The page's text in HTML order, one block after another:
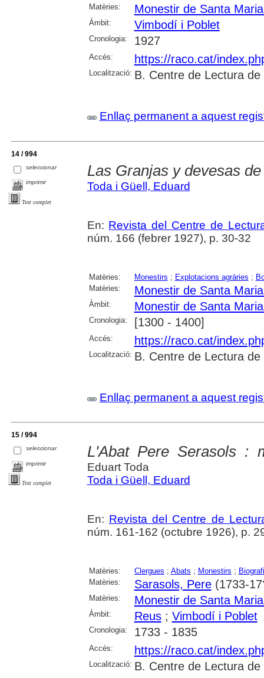
Matèries:
Monestir de Santa
Àmbit: Vimbodí i Poblet
Cronologia: 1927
Accés: https://raco.cat/
Localització: B. Centre de Lectura de
Enllaç permanent a aquest
14 / 994
seleccionar
imprimir
Text complet
Las Granjas y devesas
Toda i Güell, Eduard
En: Revista del Centre de
núm. 166 (febrer 1927), p. 30-32
Matèries: Monestirs ; Explotacions agràries ;
Matèries:
Monestir de Santa
Àmbit: Monestir de Santa
Cronologia: [1300 - 1400]
Accés: https://raco.cat/
Localització: B. Centre de Lectura de
Enllaç permanent a aquest
15 / 994
seleccionar
imprimir
Text complet
L'Abat Pere Serasols :
Eduart Toda
Toda i Güell, Eduard
En: Revista del Centre de
núm. 161-162 (octubre 1926), p.
Matèries: Clergues ; Abats ; Monestirs ;
Matèries:
Sarasols, Pere(1733-
Matèries: Monestir de Santa
Àmbit: Reus; Vimbodí i Poblet
Cronologia: 1733 - 1835
Accés: https://raco.cat/
Localització: B. Centre de Lectura de